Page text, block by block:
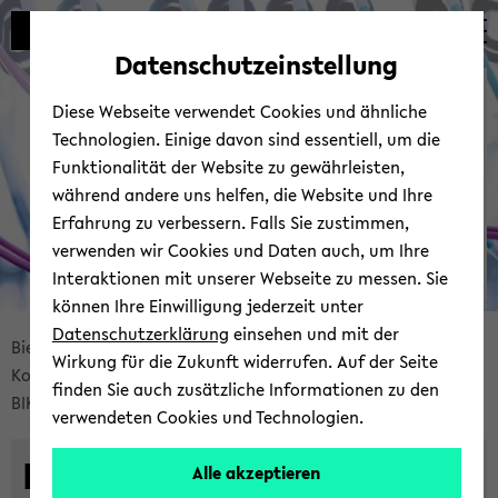
Automatische
vermeiden
zum
wechseln
zum
wechseln
zum
wechseln
Bread­
crumb
über­
sprin­
und
Bie­le­fel­der IT-​Servicezentrum
Ser­vices
Kom­mu­ni­ka­ti­on & Zu­sam­men­ar­beit
BIKI – Bie­le­fel­der KI Por­tal
Servicezentrum
© Uni­ver­si­tät Bie­le­feld | BITS
BIKI – Bie­le­fel­der KI Por­
Datenschutzeinstellung
Diese Webseite verwendet Cookies und ähnliche
Technologien. Einige davon sind essentiell, um die
Funktionalität der Website zu gewährleisten,
während andere uns helfen, die Website und Ihre
Erfahrung zu verbessern. Falls Sie zustimmen,
verwenden wir Cookies und Daten auch, um Ihre
Interaktionen mit unserer Webseite zu messen. Sie
können Ihre Einwilligung jederzeit unter
Datenschutzerklärung einsehen und mit der
Wirkung für die Zukunft widerrufen. Auf der Seite
finden Sie auch zusätzliche Informationen zu den
verwendeten Cookies und Technologien.
Alle akzeptieren